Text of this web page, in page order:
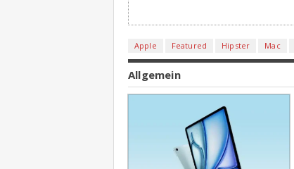
Apple Featured Hipster Mac
Allgemein